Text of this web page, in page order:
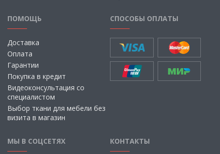
ПОМОЩЬ
Доставка
Оплата
Гарантии
Покупка в кредит
Видеоконсультация со
специалистом
Выбор ткани для мебели без
визита в магазин
СПОСОБЫ ОПЛАТЫ
МЫ В СОЦСЕТЯХ КОНТАКТЫ